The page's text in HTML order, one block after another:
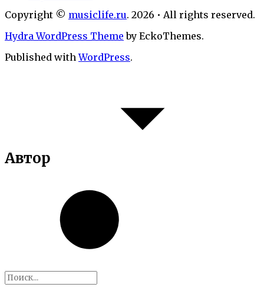
Copyright © musiclife.ru. 2026 • All rights reserved.
Hydra WordPress Theme by EckoThemes.
Published withWordPress.
Автор